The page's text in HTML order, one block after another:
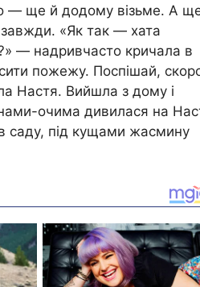
— ще й додому візьме. А
завжди. «Як так — хата
— надривчасто кричала в
пожежу. Поспішай,
Настя. Вийшла з дому і
очима дивилася на
саду, під кущами жасмину